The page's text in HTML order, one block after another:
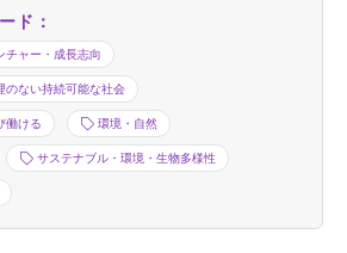
ド：
チャー・成長志向
のない持続可能な社会
働ける 環境・自然
サステナブル・環境・生物多様性